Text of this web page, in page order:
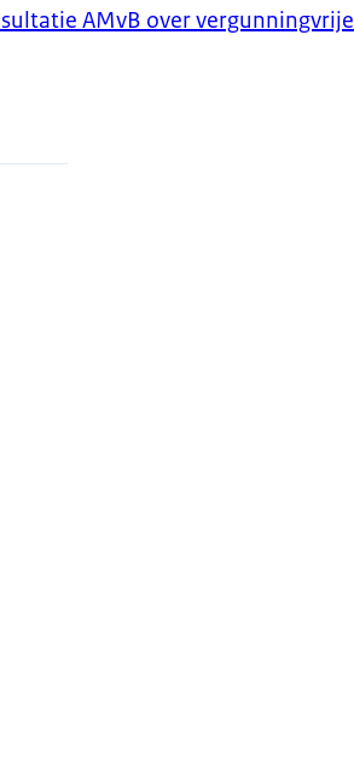
AMvB over vergunningvrije